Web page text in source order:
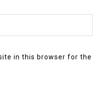
in this browser for the